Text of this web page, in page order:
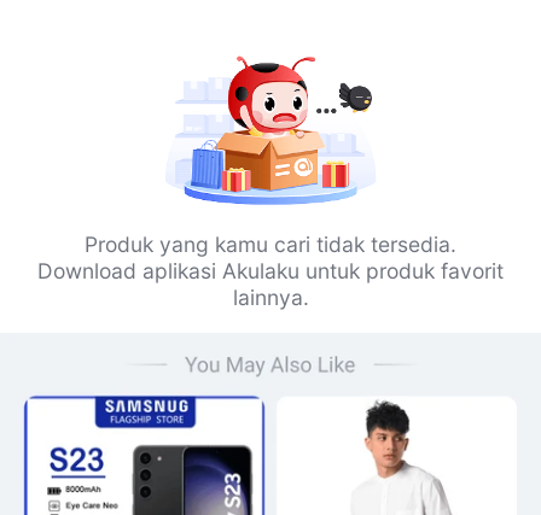
Produk yang kamu cari tidak tersedia.
Download aplikasi Akulaku untuk produk favorit
lainnya.